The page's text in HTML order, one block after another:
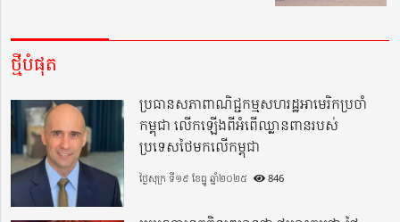
ថ្មីបំផុត
ប្រធានសភាពាណិជ្ជកម្មសហរដ្ឋអាមេរិកប្រចាំ
កម្ពុជា លើកឡើងពីអំពើឈ្លានពានរបស់
ប្រទេសថៃមកលើកម្ពុជា
ថ្ងៃសុក្រ ទី១៩ ខែធ្នូ ឆ្នាំ២០២៥ 846